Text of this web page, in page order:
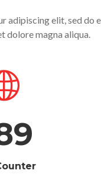
adipiscing elit, sed do
dolore magna aliqua.